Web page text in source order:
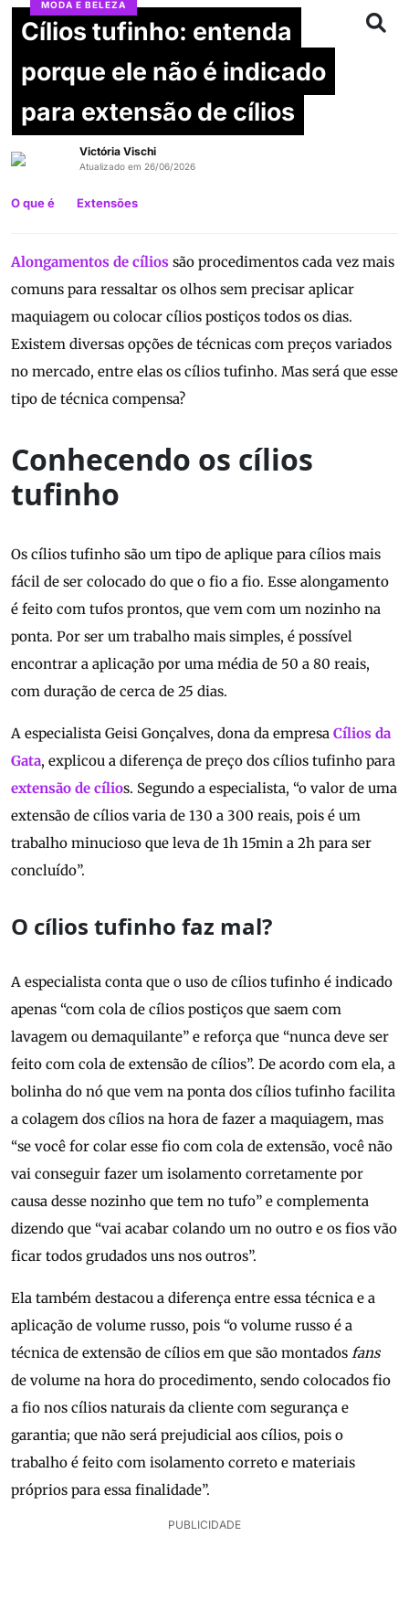
MODA E BELEZA
Cílios tufinho: entenda
porque ele não é indicado
para extensão de cílios
Victória Vischi
Atualizado em 26/06/2026
O que é Extensões
Alongamentos de cílios são procedimentos cada vez mais
comuns para ressaltar os olhos sem precisar aplicar
maquiagem ou colocar cílios postiços todos os dias.
Existem diversas opções de técnicas com preços variados
no mercado, entre elas os cílios tufinho. Mas será que esse
tipo de técnica compensa?
Conhecendo os cílios
tufinho
Os cílios tufinho são um tipo de aplique para cílios mais
fácil de ser colocado do que o fio a fio. Esse alongamento
é feito com tufos prontos, que vem com um nozinho na
ponta. Por ser um trabalho mais simples, é possível
encontrar a aplicação por uma média de 50 a 80 reais,
com duração de cerca de 25 dias.
A especialista Geisi Gonçalves, dona da empresa Cílios da
Gata, explicou a diferença de preço dos cílios tufinho para
extensão de cílios. Segundo a especialista, “o valor de uma
extensão de cílios varia de 130 a 300 reais, pois é um
trabalho minucioso que leva de 1h 15min a 2h para ser
concluído”.
O cílios tufinho faz mal?
A especialista conta que o uso de cílios tufinho é indicado
apenas “com cola de cílios postiços que saem com
lavagem ou demaquilante” e reforça que “nunca deve ser
feito com cola de extensão de cílios”. De acordo com ela, a
bolinha do nó que vem na ponta dos cílios tufinho facilita
a colagem dos cílios na hora de fazer a maquiagem, mas
“se você for colar esse fio com cola de extensão, você não
vai conseguir fazer um isolamento corretamente por
causa desse nozinho que tem no tufo” e complementa
dizendo que “vai acabar colando um no outro e os fios vão
ficar todos grudados uns nos outros”.
Ela também destacou a diferença entre essa técnica e a
aplicação de volume russo, pois “o volume russo é a
técnica de extensão de cílios em que são montados fans
de volume na hora do procedimento, sendo colocados fio
a fio nos cílios naturais da cliente com segurança e
garantia; que não será prejudicial aos cílios, pois o
trabalho é feito com isolamento correto e materiais
próprios para essa finalidade”.
PUBLICIDADE